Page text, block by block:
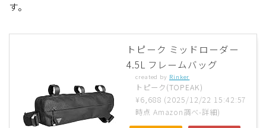
す。
トピーク ミッドローダー
4.5L フレームバッグ
created by Rinker
トピーク(TOPEAK)
¥6,688 (2025/12/22 15:42:57
時点 Amazon調べ-詳細)